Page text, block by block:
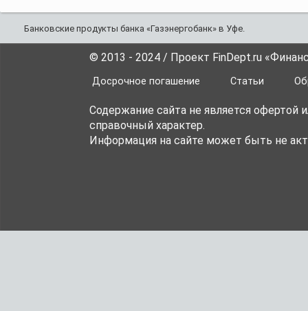
Банковские продукты банка «Газэнергобанк» в Уфе.
© 2013 - 2024 / Проект FinDept.ru
Досрочное погашение Статьи
Содержание сайта не является
справочный характер.
Информация на сайте может быть не